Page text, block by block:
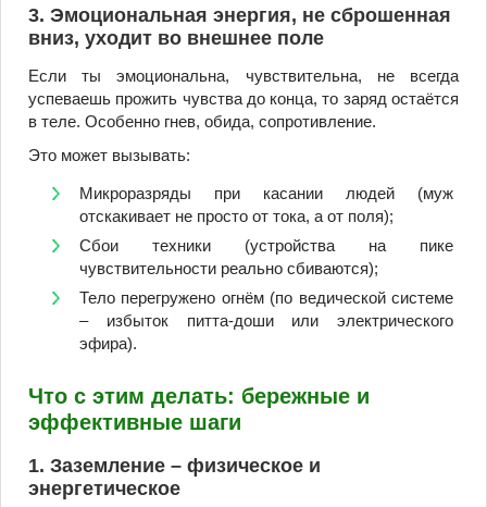
3. Эмоциональная энергия, не сброшенная
вниз, уходит во внешнее поле
Если ты эмоциональна, чувствительна, не всегда
успеваешь прожить чувства до конца, то заряд остаётся
в теле. Особенно гнев, обида, сопротивление.
Это может вызывать:
Микроразряды при касании людей (муж
отскакивает не просто от тока, а от поля);
Сбои техники (устройства на пике
чувствительности реально сбиваются);
Тело перегружено огнём (по ведической системе
– избыток питта-доши или электрического
эфира).
Что с этим делать: бережные и
эффективные шаги
1. Заземление – физическое и
энергетическое